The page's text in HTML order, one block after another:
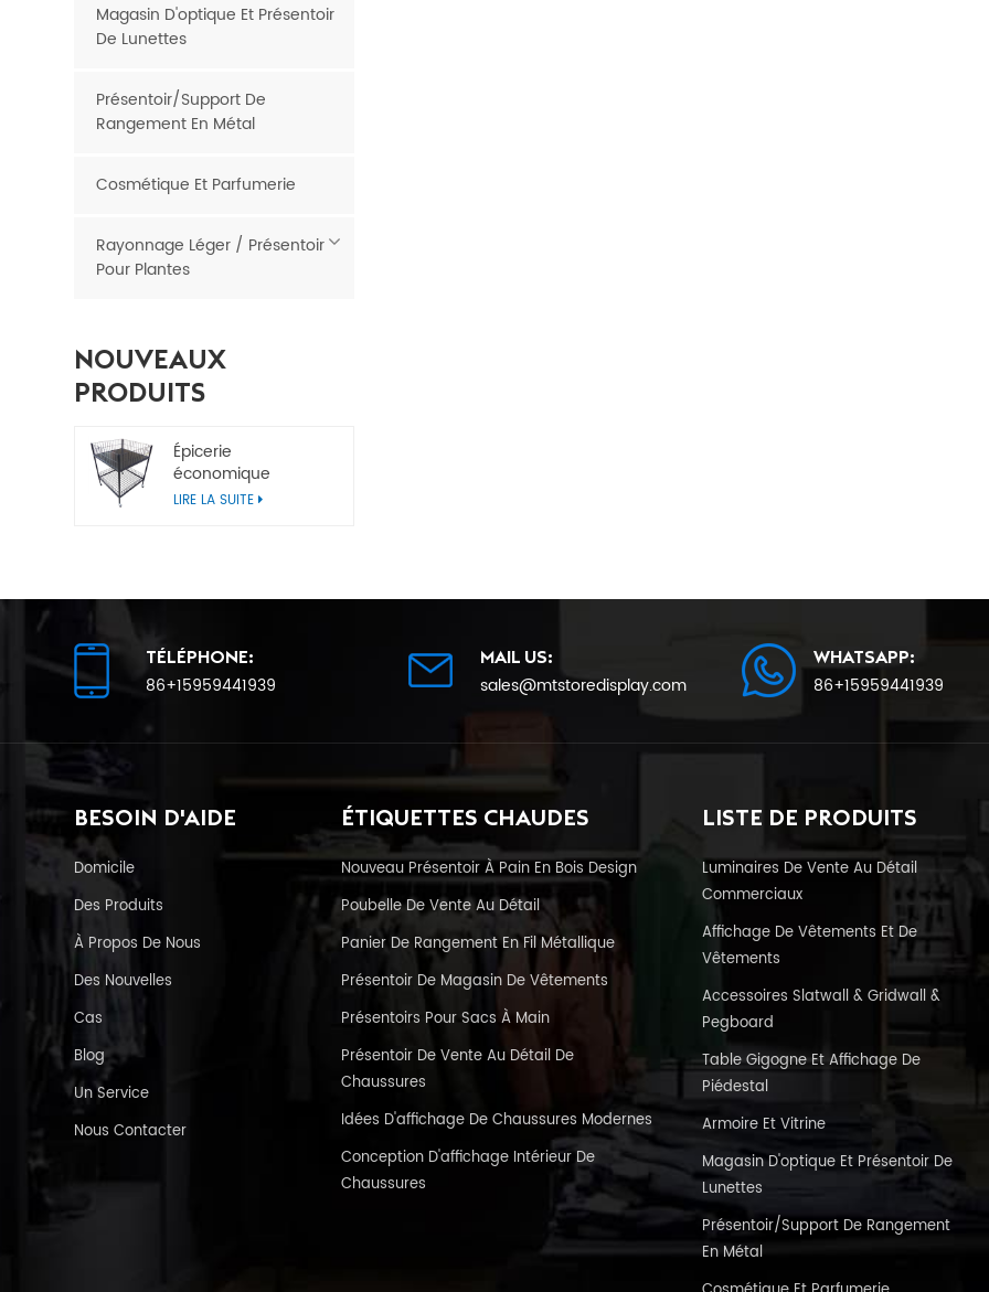
Magasin D'optique Et Présentoir
De Lunettes
Présentoir/support De
Rangement En Métal
Cosmétique Et Parfumerie
Rayonnage Léger / Présentoir
Pour Plantes
NOUVEAUX
PRODUITS
Épicerie
économique
Poubelles de vente
LIRE LA SUITE
TÉLÉPHONE:
86+15959441939
MAIL US:
sales@mtstoredisplay.com
WHATSAPP:
86+15959441939
BESOIN D'AIDE
Domicile
Des Produits
À Propos De Nous
Des Nouvelles
Cas
Blog
Un Service
Nous Contacter
ÉTIQUETTES CHAUDES
Nouveau Présentoir À Pain En Bois Design
Poubelle De Vente Au Détail
Panier De Rangement En Fil Métallique
Présentoir De Magasin De Vêtements
Présentoirs Pour Sacs À Main
Présentoir De Vente Au Détail De
Chaussures
Idées D'affichage De Chaussures Modernes
Conception D'affichage Intérieur De
Chaussures
LISTE DE PRODUITS
Luminaires De Vente Au Détail
Commerciaux
Affichage De Vêtements Et De
Vêtements
Accessoires Slatwall & Gridwall &
Pegboard
Table Gigogne Et Affichage De
Piédestal
Armoire Et Vitrine
Magasin D'optique Et Présentoir De
Lunettes
Présentoir/support De Rangement
En Métal